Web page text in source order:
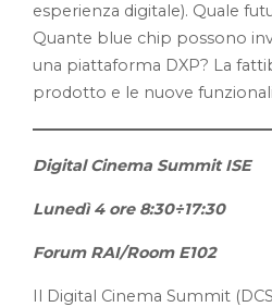
esperienza digitale). Quale
Quante blue chip possono
una piattaforma DXP? La
prodotto e le nuove
Digital Cinema Summit ISE
Lunedì 4 ore 8:30÷17:30
Forum RAI/Room E102
Il Digital Cinema Summit